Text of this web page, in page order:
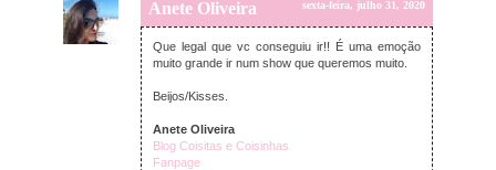
Anete Oliveira sexta-feira, julho 31, 2020
Que legal que vc conseguiu ir!! É uma emoção
muito grande ir num show que queremos muito.
Beijos/Kisses.
Anete Oliveira
Blog Coisitas e Coisinhas
Fanpage